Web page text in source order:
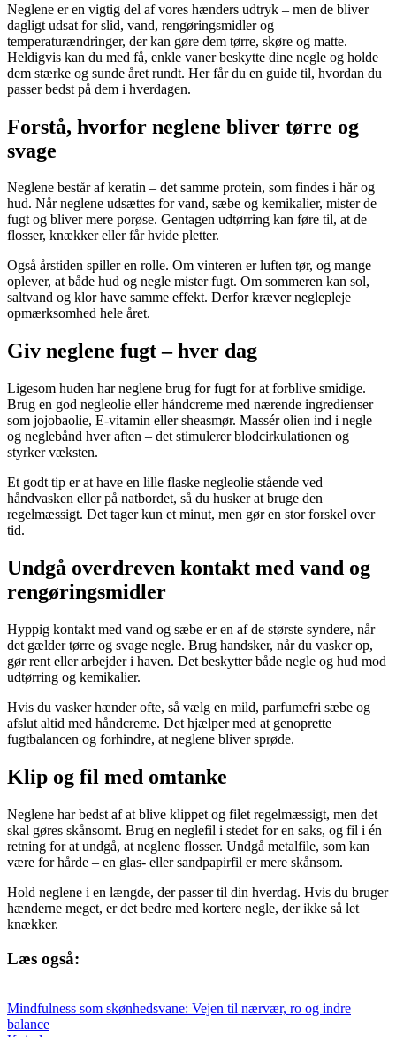
Neglene er en vigtig del af vores hænders udtryk – men de bliver
dagligt udsat for slid, vand, rengøringsmidler og
temperaturændringer, der kan gøre dem tørre, skøre og matte.
Heldigvis kan du med få, enkle vaner beskytte dine negle og holde
dem stærke og sunde året rundt. Her får du en guide til, hvordan du
passer bedst på dem i hverdagen.
Forstå, hvorfor neglene bliver tørre og
svage
Neglene består af keratin – det samme protein, som findes i hår og
hud. Når neglene udsættes for vand, sæbe og kemikalier, mister de
fugt og bliver mere porøse. Gentagen udtørring kan føre til, at de
flosser, knækker eller får hvide pletter.
Også årstiden spiller en rolle. Om vinteren er luften tør, og mange
oplever, at både hud og negle mister fugt. Om sommeren kan sol,
saltvand og klor have samme effekt. Derfor kræver neglepleje
opmærksomhed hele året.
Giv neglene fugt – hver dag
Ligesom huden har neglene brug for fugt for at forblive smidige.
Brug en god negleolie eller håndcreme med nærende ingredienser
som jojobaolie, E-vitamin eller sheasmør. Massér olien ind i negle
og neglebånd hver aften – det stimulerer blodcirkulationen og
styrker væksten.
Et godt tip er at have en lille flaske negleolie stående ved
håndvasken eller på natbordet, så du husker at bruge den
regelmæssigt. Det tager kun et minut, men gør en stor forskel over
tid.
Undgå overdreven kontakt med vand og
rengøringsmidler
Hyppig kontakt med vand og sæbe er en af de største syndere, når
det gælder tørre og svage negle. Brug handsker, når du vasker op,
gør rent eller arbejder i haven. Det beskytter både negle og hud mod
udtørring og kemikalier.
Hvis du vasker hænder ofte, så vælg en mild, parfumefri sæbe og
afslut altid med håndcreme. Det hjælper med at genoprette
fugtbalancen og forhindre, at neglene bliver sprøde.
Klip og fil med omtanke
Neglene har bedst af at blive klippet og filet regelmæssigt, men det
skal gøres skånsomt. Brug en neglefil i stedet for en saks, og fil i én
retning for at undgå, at neglene flosser. Undgå metalfile, som kan
være for hårde – en glas- eller sandpapirfil er mere skånsom.
Hold neglene i en længde, der passer til din hverdag. Hvis du bruger
hænderne meget, er det bedre med kortere negle, der ikke så let
knækker.
Læs også:
Mindfulness som skønhedsvane: Vejen til nærvær, ro og indre
balance